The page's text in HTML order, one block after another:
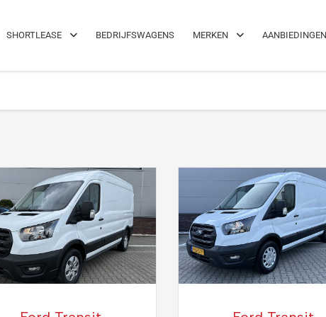
Maximale flexibiliteit
SHORTLEASE BEDRIJFSWAGENS MERKEN AANBIEDINGEN